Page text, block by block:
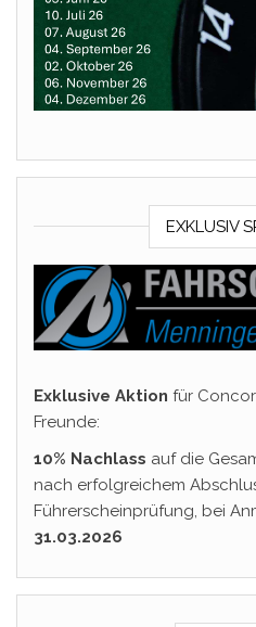
EXKLUSIV
Exklusive Aktion für
Freunde:
10% Nachlass auf die
nach erfolgreichem
Führerscheinprüfung, bei
31.03.2026